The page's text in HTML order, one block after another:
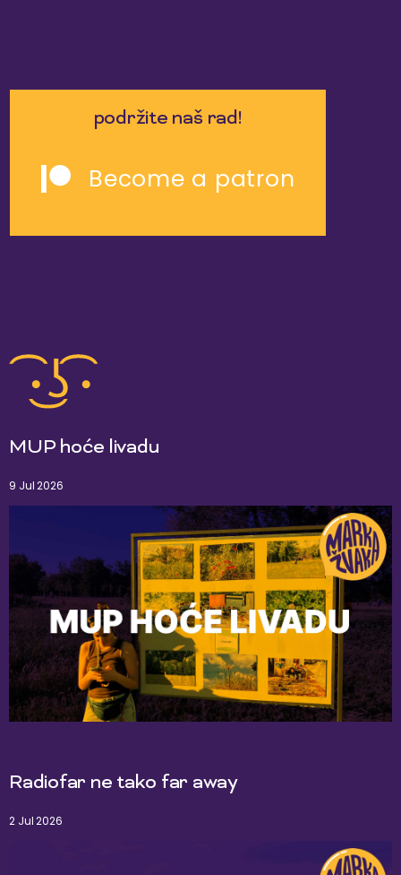
podržite naš rad!
Become a patron
MUP hoće livadu
9 Jul 2026
Radiofar ne tako far away
2 Jul 2026